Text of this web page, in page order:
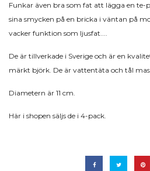
Funkar även bra som fat att lägga en te-
sina smycken på en bricka i väntan på
vacker funktion som ljusfat....
De är tillverkade i Sverige och är en
märkt björk. De är vattentäta och tål
Diametern är 11 cm.
Här i shopen säljs de i 4-pack.